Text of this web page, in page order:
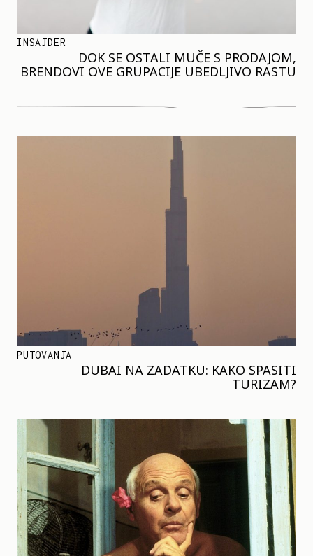
INSAJDER
DOK SE OSTALI MUČE S PRODAJOM,
BRENDOVI OVE GRUPACIJE UBEDLJIVO RASTU
PUTOVANJA
DUBAI NA ZADATKU: KAKO SPASITI
TURIZAM?